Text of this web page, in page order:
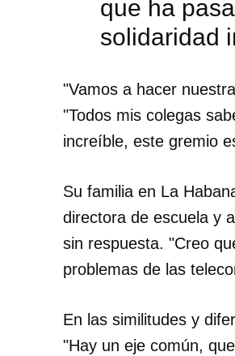
Para
cuenta
que ha
solidaridad
"Vamos a hacer
"Todos mis colegas
increíble, este gremio
Su familia en La
directora de escuela y
sin respuesta. "Creo
problemas de las
En las similitudes y
"Hay un eje común,